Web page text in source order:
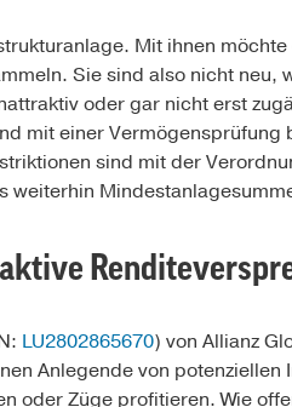
Mit ihnen
Sie sind also nicht neu,
oder gar nicht erst
mit einer
sind mit der
weiterhin
LU2802865670) von Allianz
Anlegende von potenziellen
oder Züge profitieren. Wie